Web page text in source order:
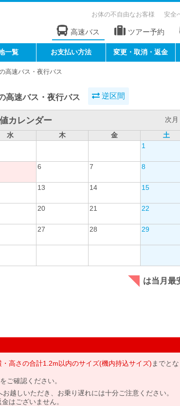
お体の不自由なお客様 安全
高速バス ツアー予約
一覧 お支払い方法 変更・取消・返金
高速バス・夜行バス
高速バス・夜行バス 逆区間
カレンダー
次月
水 木 金
土
1
6 7 8
13 14 15
20 21 22
27 28 29
は当月最
・高さの合計1.2m以内のサイズ(機内持込サイズ) までと
をご確認ください。
越しいただき、お乗り遅れには十分ご注意ください。
はございません。